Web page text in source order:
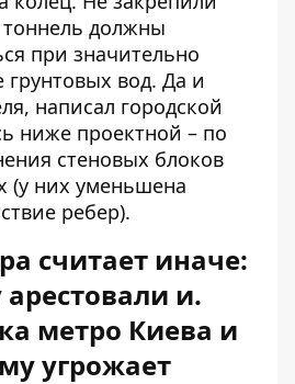
должны
при значительно
вод. Да и
написал городской
ниже проектной – по
стеновых блоков
(у них уменьшена
ребер).
считает иначе:
и.
метро Киева и
угрожает